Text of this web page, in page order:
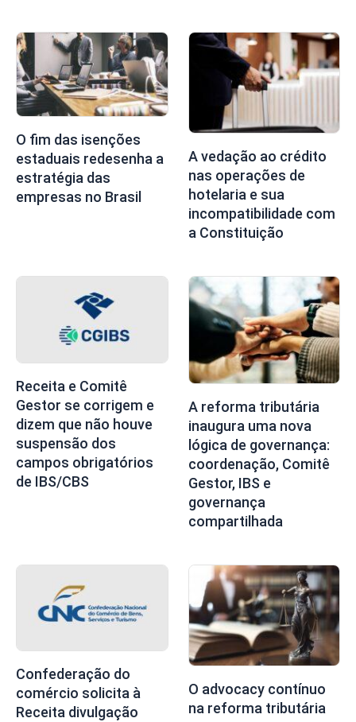
O fim das isenções
estaduais redesenha a
estratégia das
empresas no Brasil
A vedação ao crédito
nas operações de
hotelaria e sua
incompatibilidade com
a Constituição
Receita e Comitê
Gestor se corrigem e
dizem que não houve
suspensão dos
campos obrigatórios
de IBS/CBS
A reforma tributária
inaugura uma nova
lógica de governança:
coordenação, Comitê
Gestor, IBS e
governança
compartilhada
Confederação do
comércio solicita à
Receita divulgação
O advocacy contínuo
na reforma tributária